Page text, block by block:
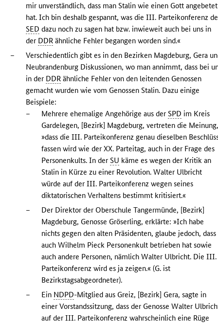
mir unverständlich, dass man Stalin wie einen Gott angebetet
hat. Ich bin deshalb gespannt, was die III. Parteikonferenz
SED dazu noch zu sagen hat bzw. inwieweit auch bei uns in
der DDR ähnliche Fehler begangen worden sind.«
–
Verschiedentlich gibt es in den Bezirken Magdeburg, Gera
Neubrandenburg Diskussionen, wo man annimmt, dass bei
in der DDR ähnliche Fehler von den leitenden Genossen
gemacht wurden wie vom Genossen Stalin. Dazu einige
Beispiele:
–
Mehrere ehemalige Angehörige aus derSPD im Kreis
Gardelegen, [Bezirk] Magdeburg, vertreten die
»dass die III. Parteikonferenz genau dieselben
fassen wird wie der XX. Parteitag, auch in der Frage des
Personenkults. In derSU käme es wegen der Kritik an
Stalin in Kürze zu einer Revolution. Walter Ulbricht
würde auf der III. Parteikonferenz wegen seines
diktatorischen Verhaltens bestimmt kritisiert.«
–
Der Direktor der Oberschule Tangermünde, [Bezirk]
Magdeburg, Genosse Gröserling, erklärte: »Ich habe
nichts gegen den alten Präsidenten, glaube jedoch, dass
auch Wilhelm Pieck Personenkult betrieben hat sowie
auch andere Personen, nämlich Walter Ulbricht. Die III.
Parteikonferenz wird es ja zeigen.« (G. ist
Bezirkstagsabgeordneter).
–
Ein NDPD-Mitglied aus Greiz, [Bezirk] Gera, sagte in
einer Vorstandssitzung, dass der Genosse Walter
auf der III. Parteikonferenz wahrscheinlich eine Rüge